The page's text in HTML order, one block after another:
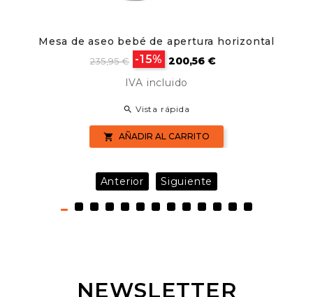
Mesa de aseo bebé de apertura horizontal
Precio
235,95 € -15% Precio
200,56 €
IVA incluido
 Vista rápida
 AÑADIR AL CARRITO
Anterior Siguiente
NEWSLETTER